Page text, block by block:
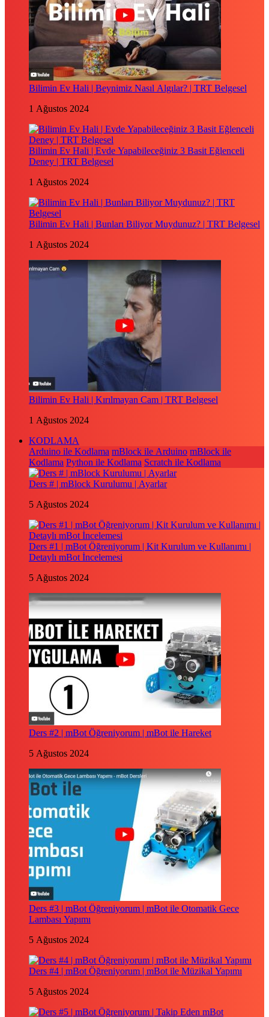
Bilimin Ev Hali | Beynimiz Nasıl Algılar? | TRT Belgesel
1 Ağustos 2024
Bilimin Ev Hali | Evde Yapabileceğiniz 3 Basit Eğlenceli
Deney | TRT Belgesel
1 Ağustos 2024
Bilimin Ev Hali | Bunları Biliyor Muydunuz? | TRT Belgesel
1 Ağustos 2024
Bilimin Ev Hali | Kırılmayan Cam | TRT Belgesel
1 Ağustos 2024
KODLAMA
Arduino ile Kodlama mBlock ile Arduino mBlock ile
Kodlama Python ile Kodlama Scratch ile Kodlama
Ders # | mBlock Kurulumu | Ayarlar
5 Ağustos 2024
Ders #1 | mBot Öğreniyorum | Kit Kurulum ve Kullanımı |
Detaylı mBot İncelemesi
5 Ağustos 2024
Ders #2 | mBot Öğreniyorum | mBot ile Hareket
5 Ağustos 2024
Ders #3 | mBot Öğreniyorum | mBot ile Otomatik Gece
Lambası Yapımı
5 Ağustos 2024
Ders #4 | mBot Öğreniyorum | mBot ile Müzikal Yapımı
5 Ağustos 2024